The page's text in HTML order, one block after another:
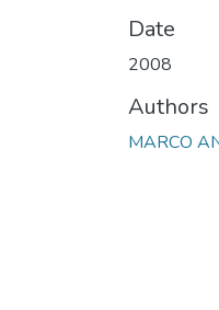
Date
2008
Authors
MARCO